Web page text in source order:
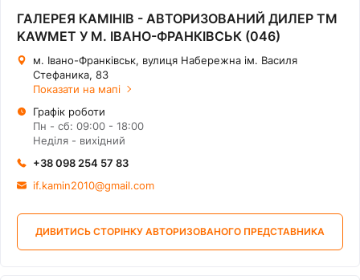
ГАЛЕРЕЯ КАМІНІВ - АВТОРИЗОВАНИЙ ДИЛЕР ТМ
KAWMET У М. ІВАНО-ФРАНКІВСЬК (046)
м. Івано-Франківськ, вулиця Набережна ім. Василя
Стефаника, 83
Показати на мапі
Графік роботи
Пн - сб: 09:00 - 18:00
Нeділя - вихідний
+38 098 254 57 83
if.kamin2010@gmail.com
ДИВИТИСЬ СТОРІНКУ АВТОРИЗОВАНОГО ПРЕДСТАВНИКА